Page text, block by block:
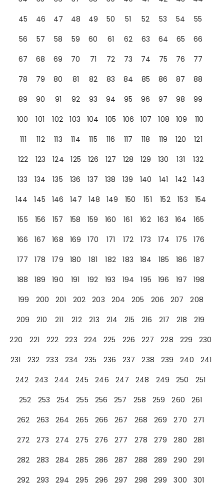
45
46 47 48 49 50 51 52 53 54
55
56
57 58 59 60 61 62 63 64 65
66
67
68 69 70 71 72 73 74 75 76
77
78
79 80 81 82 83 84 85 86 87
88
89
90 91 92 93 94 95 96 97 98
99
100
101 102 103 104 105 106 107 108 109
110
111
112 113 114 115 116 117 118 119 120
121
122
123 124 125 126 127 128 129 130 131
132
133
134 135 136 137 138 139 140 141 142
143
144
145 146 147 148 149 150 151 152 153
154
155
156 157 158 159 160 161 162 163 164
165
166
167 168 169 170 171 172 173 174 175
176
177
178 179 180 181 182 183 184 185 186
187
188
189 190 191 192 193 194 195 196 197
198
199
200 201 202 203 204 205 206 207
208
209
210 211 212 213 214 215 216 217 218
219
220
221 222 223 224 225 226 227 228 229
230
231
232 233 234 235 236 237 238 239 240
241
242
243 244 245 246 247 248 249 250
251
252
253 254 255 256 257 258 259 260
261
262
263 264 265 266 267 268 269 270
271
272
273 274 275 276 277 278 279 280
281
282
283 284 285 286 287 288 289 290
291
292
293 294 295 296 297 298 299 300 301